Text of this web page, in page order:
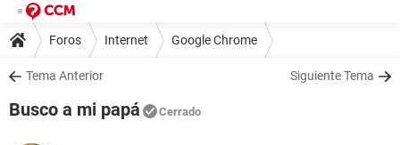
Foros Internet Google Chrome
Tema Anterior Siguiente Tema
Busco a mi papá Cerrado